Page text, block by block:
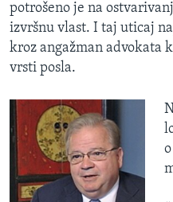
potrošeno je na
izvršnu vlast. I taj uticaj
kroz angažman advokata
vrsti posla.